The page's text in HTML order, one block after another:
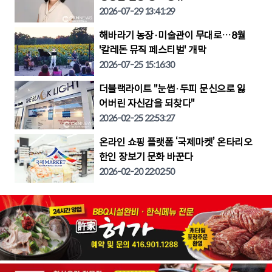
2026-07-29 13:41:29
해바라기 농장·미술관이 무대로…8월
'칼레돈 뮤직 페스티벌' 개막
2026-07-25 15:16:30
더블랙라이트 "눈썹·두피 문신으로 잃
어버린 자신감을 되찾다"
2026-02-25 22:53:27
온라인 쇼핑 플랫폼 ‘국제마켓’ 온타리오
한인 장보기 문화 바꾼다
2026-02-20 22:02:50